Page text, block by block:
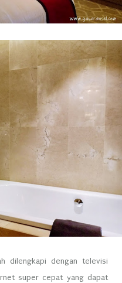
dilengkapi dengan televisi
super cepat yang dapat